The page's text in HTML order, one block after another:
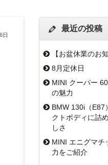
日
最近の投稿
【お盆休業のお
8月定休日
MINI クーパー
の魅力
BMW 130i（E87
クトボディに詰
しさ
MINI エニグマチ
力をご紹介